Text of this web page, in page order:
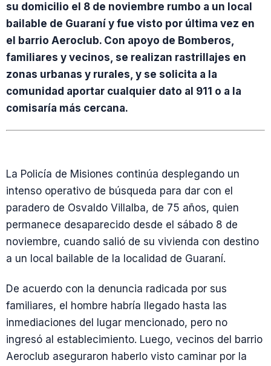
su domicilio el 8 de noviembre rumbo a un local
bailable de Guaraní y fue visto por última vez en
el barrio Aeroclub. Con apoyo de Bomberos,
familiares y vecinos, se realizan rastrillajes en
zonas urbanas y rurales, y se solicita a la
comunidad aportar cualquier dato al 911 o a la
comisaría más cercana.
La Policía de Misiones continúa desplegando un
intenso operativo de búsqueda para dar con el
paradero de Osvaldo Villalba, de 75 años, quien
permanece desaparecido desde el sábado 8 de
noviembre, cuando salió de su vivienda con destino
a un local bailable de la localidad de Guaraní.
De acuerdo con la denuncia radicada por sus
familiares, el hombre habría llegado hasta las
inmediaciones del lugar mencionado, pero no
ingresó al establecimiento. Luego, vecinos del barrio
Aeroclub aseguraron haberlo visto caminar por la